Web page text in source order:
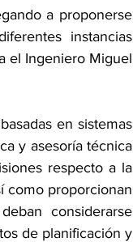
a proponerse
instancias
el Ingeniero Miguel
en sistemas
y asesoría técnica
respecto a la
como proporcionan
considerarse
de planificación y